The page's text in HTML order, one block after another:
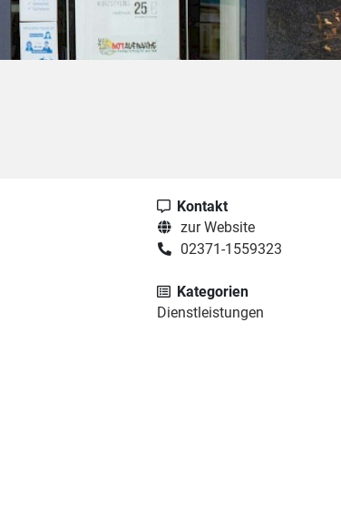
Kontakt
zur Website
02371-1559323
Kategorien
Dienstleistungen